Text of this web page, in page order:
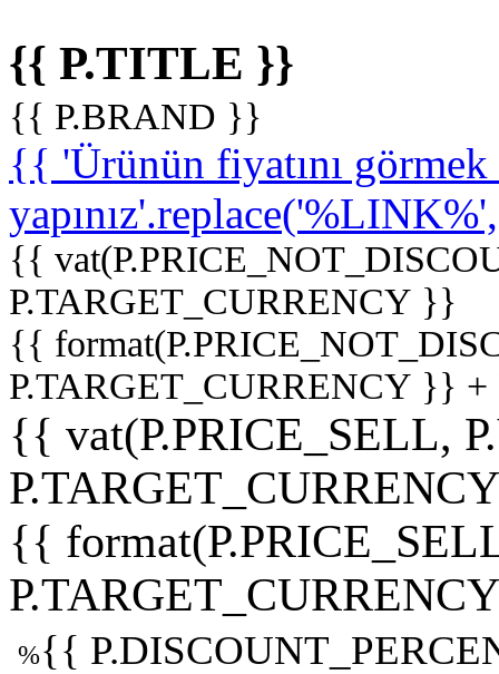
{{ P.TITLE }}
{{ P.BRAND }}
{{ 'Ürünün fiyatını
{{
P.TARGET_CURRENCY }}
{{
P.TARGET_CURRENCY }}
{{ vat(P.PRICE_SELL,
{{
%{{